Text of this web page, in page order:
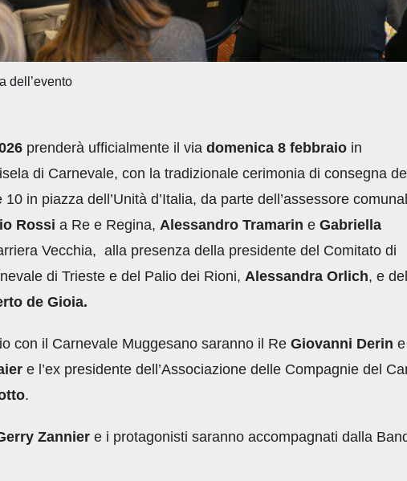
dell’evento
prenderà ufficialmente il via domenica 8 febbraio in
di Carnevale, con la tradizionale cerimonia di consegna
in piazza dell’Unità d’Italia, da parte dell’assessore
Rossi a Re e Regina, Alessandro Tramarin e Gabriella
Vecchia, alla presenza della presidente del Comitato di
di Trieste e del Palio dei Rioni, Alessandra Orlich, e del
de Gioia.
con il Carnevale Muggesano saranno il Re Giovanni Derin
e l’ex presidente dell’Associazione delle Compagnie del
.
Zannier e i protagonisti saranno accompagnati dalla